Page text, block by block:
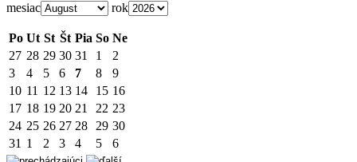
mesiac rok
Po Ut St Št Pia So Ne
27 28 29 30 31 1
2
3
4 5 6 7 8
9
10 11 12 13 14 15 16
17 18 19 20 21 22 23
24 25 26 27 28 29 30
31 1 2 3 4 5 6